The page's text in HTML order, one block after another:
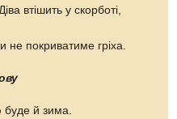
втішить у скорботі,
не покриватиме гріха.
буде й зима.